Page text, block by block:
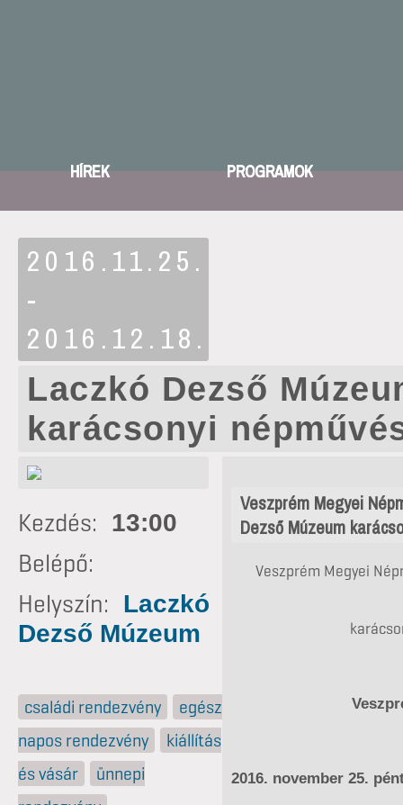
HÍREK PROGRAMOK
2016.11.25.
-
2016.12.18.
Laczkó Dezső
karácsonyi
Veszprém Megyei
Dezső Múzeum
Veszprém Megyei
2016. november 25.
Kezdés: 13:00
Belépő:
Helyszín:
Laczkó
Dezső Múzeum
családi rendezvény
egész
napos rendezvény
kiállítás
és vásár
ünnepi